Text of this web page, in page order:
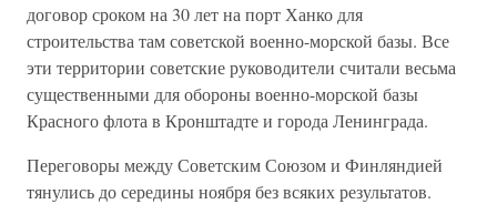
договор сроком на 30 лет на порт Ханко для
строительства там советской военно-морской базы. Все
эти территории советские руководители считали весьма
существенными для обороны военно-морской базы
Красного флота в Кронштадте и города Ленинграда.
Переговоры между Советским Союзом и Финляндией
тянулись до середины ноября без всяких результатов.